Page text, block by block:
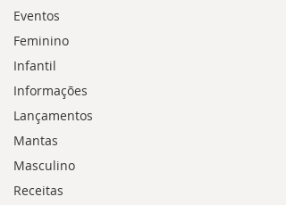
Eventos
Feminino
Infantil
Informações
Lançamentos
Mantas
Masculino
Receitas